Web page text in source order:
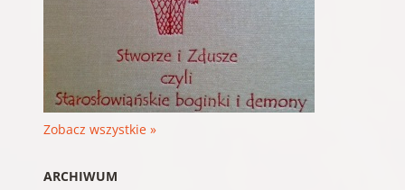
Zobacz wszystkie »
ARCHIWUM